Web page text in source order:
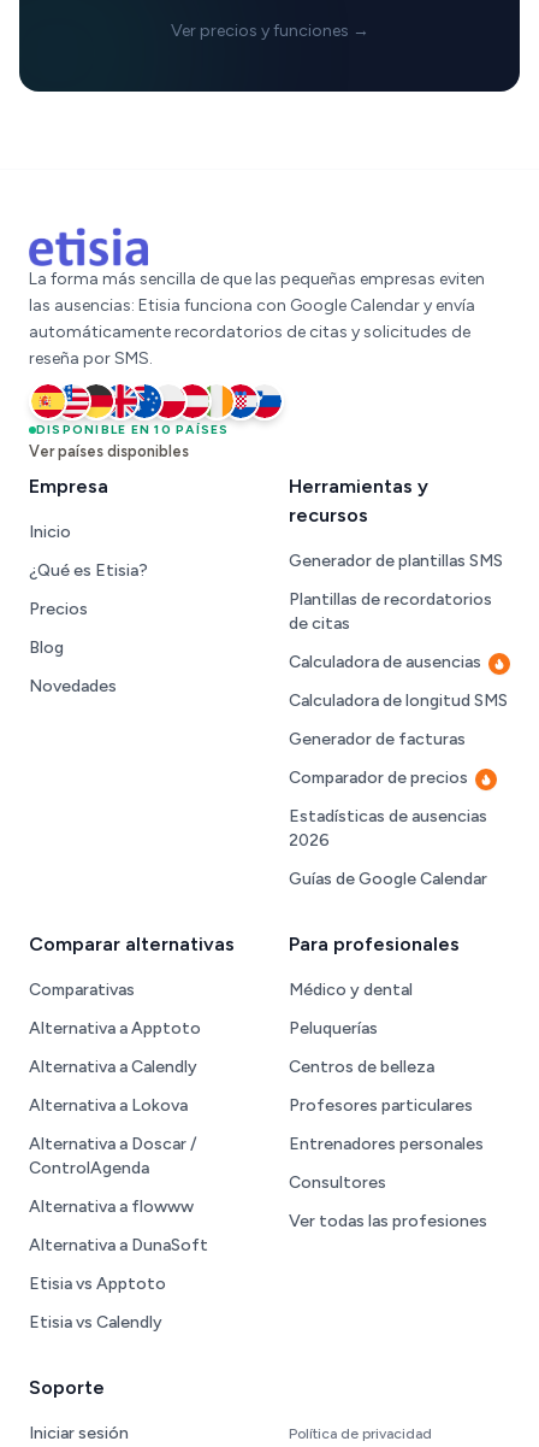
Ver precios y funciones →
La forma más sencilla de que las pequeñas empresas eviten
las ausencias: Etisia funciona con Google Calendar y envía
automáticamente recordatorios de citas y solicitudes de
reseña por SMS.
España
Estados Unidos
Alemania
Reino Unido
Australia
Polonia
Austria
IrlandaCroacia
DISPONIBLE EN 10 PAÍSES
Ver países disponibles
Empresa
Inicio
¿Qué es Etisia?
Precios
Blog
Novedades
Herramientas y
recursos
Generador de plantillas SMS
Plantillas de recordatorios
de citas
Calculadora de ausencias
Calculadora de longitud SMS
Generador de facturas
Comparador de precios
Nuevo
Estadísticas de ausencias
2026
Guías de Google Calendar
Comparar alternativas
Comparativas
Alternativa a Apptoto
Alternativa a Calendly
Alternativa a Lokova
Alternativa a Doscar /
ControlAgenda
Alternativa a flowww
Alternativa a DunaSoft
Etisia vs Apptoto
Etisia vs Calendly
Para profesionales
Médico y dental
Peluquerías
Centros de belleza
Profesores particulares
Entrenadores personales
Consultores
Ver todas las profesiones
Soporte
Iniciar sesión Política de privacidad